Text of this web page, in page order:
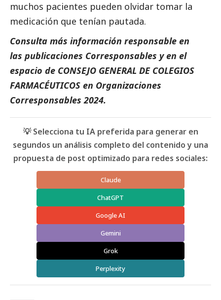
muchos pacientes pueden olvidar tomar la
medicación que tenían pautada.
Consulta más información responsable en
las publicaciones Corresponsables y en el
espacio de CONSEJO GENERAL DE COLEGIOS
FARMACÉUTICOS en Organizaciones
Corresponsables 2024.
💡 Selecciona tu IA preferida para generar en
segundos un análisis completo del contenido y una
propuesta de post optimizado para redes sociales:
Claude
ChatGPT
Google AI
Gemini
Grok
Perplexity